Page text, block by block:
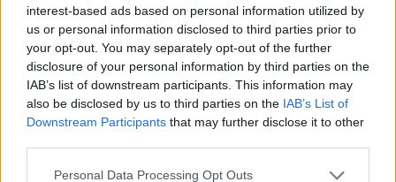
interest-based ads based on personal information utilized by
us or personal information disclosed to third parties prior to
your opt-out. You may separately opt-out of the further
disclosure of your personal information by third parties on the
IAB’s list of downstream participants. This information may
also be disclosed by us to third parties on the IAB’s List of
Downstream Participants that may further disclose it to other
Personal Data Processing Opt Outs
Κοινοποιήστε αυτό το άρθρο